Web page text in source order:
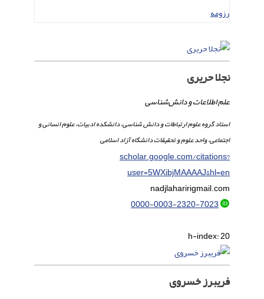
رزومه
نجلا حریری
‌علم اطلاعات و دانش‌شناسی
استاد گروه علوم ارتباطات و دانش شناسی، دانشکده ادبیات، علوم انسانی و
اجتماعی، واحد علوم و تحقیقات دانشگاه آزاد اسلامی
scholar.google.com/citations?
user=5WXibjMAAAAJ&hl=en
nadjlaharirigmail.com
0000-0003-2320-7023
h-index:20
فریبرز خسروی